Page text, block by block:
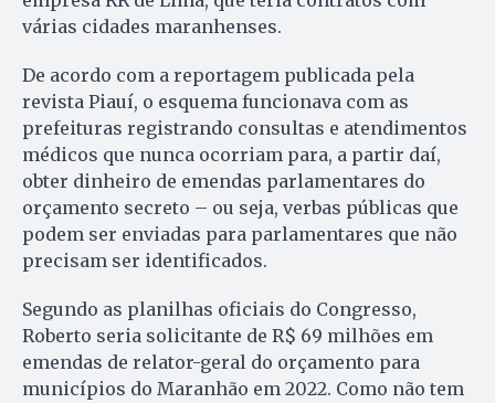
várias cidades maranhenses.
De acordo com a reportagem publicada pela
revista Piauí, o esquema funcionava com as
prefeituras registrando consultas e atendimentos
médicos que nunca ocorriam para, a partir daí,
obter dinheiro de emendas parlamentares do
orçamento secreto – ou seja, verbas públicas que
podem ser enviadas para parlamentares que não
precisam ser identificados.
Segundo as planilhas oficiais do Congresso,
Roberto seria solicitante de R$ 69 milhões em
emendas de relator-geral do orçamento para
municípios do Maranhão em 2022. Como não tem